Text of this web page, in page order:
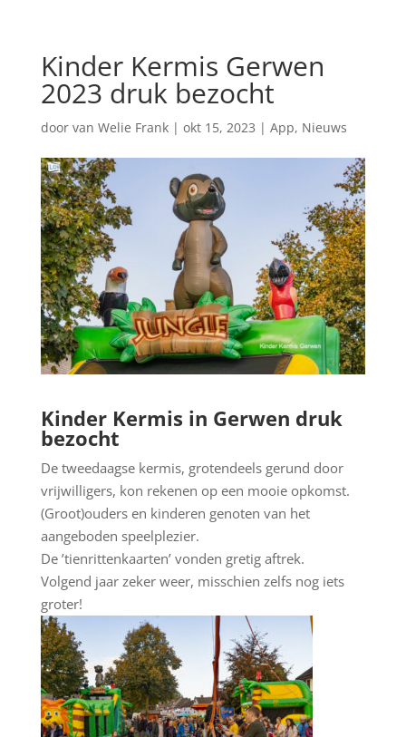
Kinder Kermis Gerwen
2023 druk bezocht
door van Welie Frank| okt 15, 2023 | App, Nieuws
Kinder Kermis in Gerwen druk
bezocht
De tweedaagse kermis, grotendeels gerund door
vrijwilligers, kon rekenen op een mooie opkomst.
(Groot)ouders en kinderen genoten van het
aangeboden speelplezier.
De ’tienrittenkaarten’ vonden gretig aftrek.
Volgend jaar zeker weer, misschien zelfs nog iets
groter!